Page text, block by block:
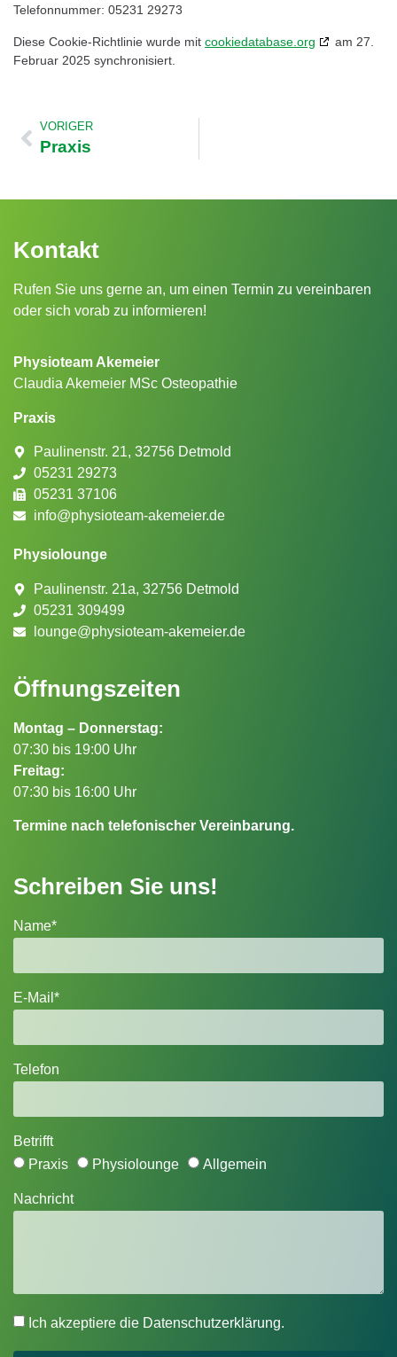
Telefonnummer: 05231 29273
Diese Cookie-Richtlinie wurde mit cookiedatabase.org
am 27.
Februar 2025 synchronisiert.
VORIGER
Praxis
Kontakt
Rufen Sie uns gerne an, um einen Termin zu vereinbaren
oder sich vorab zu informieren!
Physioteam Akemeier
Claudia Akemeier MSc Osteopathie
Praxis
Paulinenstr. 21, 32756 Detmold
05231 29273
05231 37106
info@physioteam-akemeier.de
Physiolounge
Paulinenstr. 21a, 32756 Detmold
05231 309499
lounge@physioteam-akemeier.de
Öffnungszeiten
Montag – Donnerstag:
07:30 bis 19:00 Uhr
Freitag:
07:30 bis 16:00 Uhr
Termine nach telefonischer Vereinbarung.
Schreiben Sie uns!
Name*
E-Mail*
Telefon
Betrifft
Praxis
Physiolounge Allgemein
Nachricht
Ich akzeptiere die Datenschutzerklärung.